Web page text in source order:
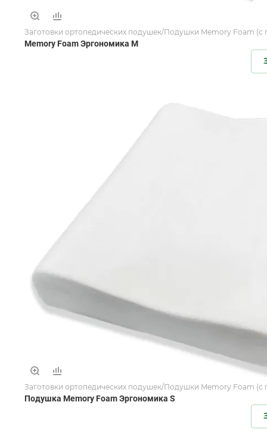
Заготовки ортопедических подушек/Подушки Memory Foam (с
Memory Foam Эргономика М
Заготовки ортопедических подушек/Подушки Memory Foam (с
Подушка Memory Foam Эргономика S